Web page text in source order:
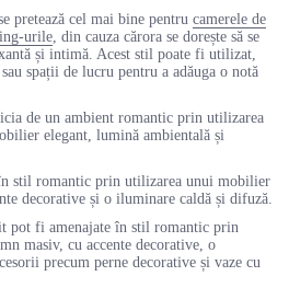
pretează cel mai bine pentru camerele de
urile, din cauza cărora se dorește să se
și intimă. Acest stil poate fi utilizat,
sau spații de lucru pentru a adăuga o notă
de un ambient romantic prin utilizarea
elegant, lumină ambientală și
stil romantic prin utilizarea unui mobilier
decorative și o iluminare caldă și difuză.
pot fi amenajate în stil romantic prin
masiv, cu accente decorative, o
precum perne decorative și vaze cu